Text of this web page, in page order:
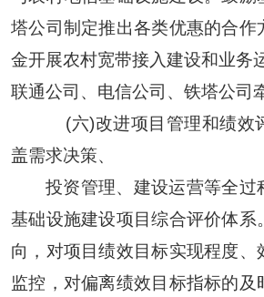
塔公司制定推出各类优惠的合作
金开展农村宽带接入建设和业务
联通公司、电信公司、铁塔公司
(六)改进项目管理和绩效
盖需求决策、
投资管理、建设运营等全过
基础设施建设项目综合评价体系
向，对项目绩效目标实现程度、
监控，对偏离绩效目标指标的及